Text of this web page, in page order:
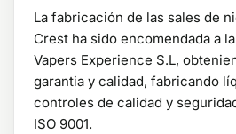
La fabricación de las sales de
Crest ha sido encomendada a
Vapers Experience S.L,
garantia y calidad, fabricando
controles de calidad y
ISO 9001.